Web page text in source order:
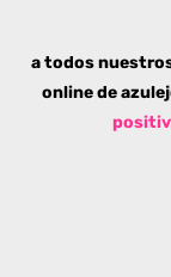
a todos
online de